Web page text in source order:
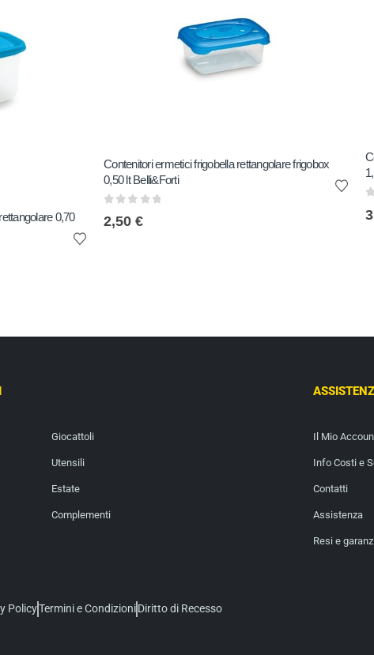
0,70
Contenitori ermetici frigobella rettangolare frigobox
0,50 lt Belli&Forti
2,50 €
Giocattoli
Utensili
Estate
Complementi
Il Mio
Info Costi e
Contatti
Assistenza
Resi e
PolicyTermini e CondizioniDiritto di Recesso